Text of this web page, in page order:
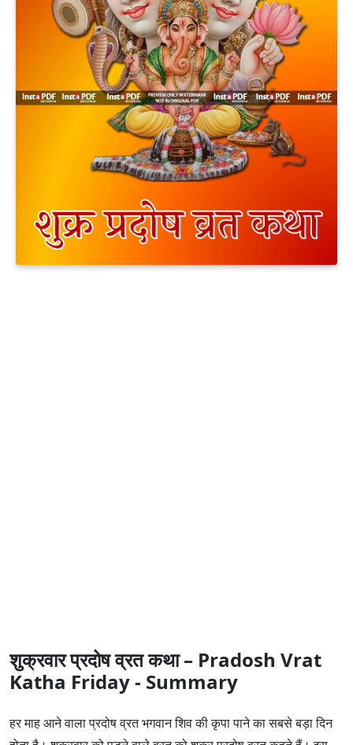
शुक्रवार प्रदोष व्रत कथा – Pradosh Vrat
Katha Friday - Summary
हर माह आने वाला प्रदोष व्रत भगवान शिव की कृपा पाने का सबसे बड़ा दिन